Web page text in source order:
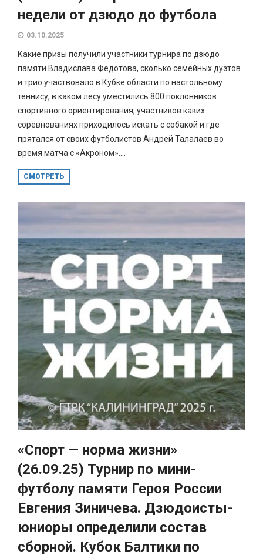
недели от дзюдо до футбола
03.10.2025
Какие призы получили участники турнира по дзюдо
памяти Владислава Федотова, сколько семейных дуэтов
и трио участвовало в Кубке области по настольному
теннису, в каком лесу уместились 800 поклонников
спортивного ориентирования, участников каких
соревнованиях приходилось искать с собакой и где
прятался от своих футболистов Андрей Талалаев во
время матча с «Акроном»....
СМОТРЕТЬ
«Спорт — норма жизни»
(26.09.25) Турнир по мини-
футболу памяти Героя России
Евгения Зиничева. Дзюдоисты-
юниоры определили состав
сборной. Кубок Балтики по